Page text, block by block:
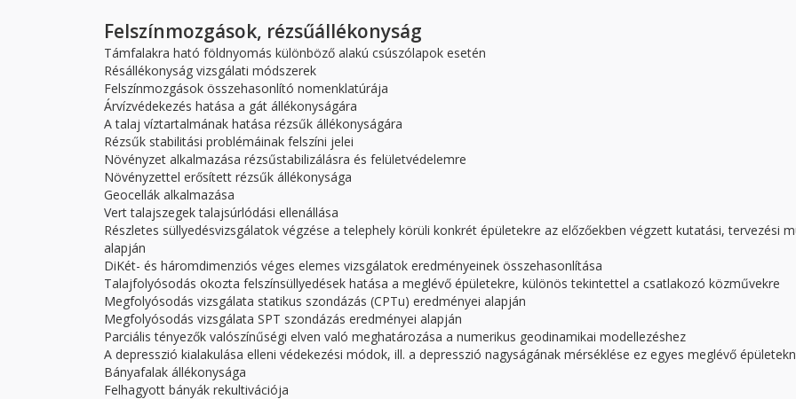
Felszínmozgások, rézsűállékonyság
Támfalakra ható földnyomás különböző alakú csúszólapok esetén
Résállékonyság vizsgálati módszerek
Felszínmozgások összehasonlító nomenklatúrája
Árvízvédekezés hatása a gát állékonyságára
A talaj víztartalmának hatása rézsűk állékonyságára
Rézsűk stabilitási problémáinak felszíni jelei
Növényzet alkalmazása rézsűstabilizálásra és felületvédelemre
Növényzettel erősített rézsűk állékonysága
Geocellák alkalmazása
Vert talajszegek talajsúrlódási ellenállása
Részletes süllyedésvizsgálatok végzése a telephely körüli konkrét épületekre az előzőekben végzett kutatási, tervezési
alapján
DiKét- és háromdimenziós véges elemes vizsgálatok eredményeinek összehasonlítása
Talajfolyósodás okozta felszínsüllyedések hatása a meglévő épületekre, különös tekintettel a csatlakozó közművekre
Megfolyósodás vizsgálata statikus szondázás (CPTu) eredményei alapján
Megfolyósodás vizsgálata SPT szondázás eredményei alapján
Parciális tényezők valószínűségi elven való meghatározása a numerikus geodinamikai modellezéshez
A depresszió kialakulása elleni védekezési módok, ill. a depresszió nagyságának mérséklése ez egyes meglévő
Bányafalak állékonysága
Felhagyott bányák rekultivációja